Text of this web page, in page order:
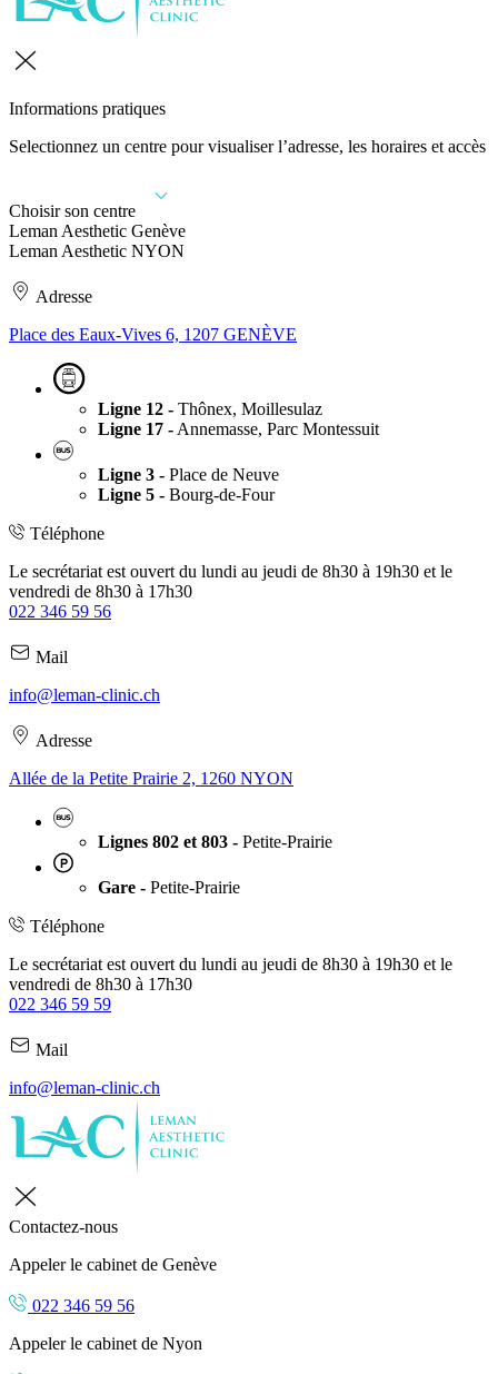
Informations pratiques
Selectionnez un centre pour visualiser l’adresse, les horaires et accès
Choisir son centre
Leman Aesthetic Genève
Leman Aesthetic NYON
Adresse
Place des Eaux-Vives 6, 1207 GENÈVE
Ligne 12 - Thônex, Moillesulaz
Ligne 17 - Annemasse, Parc Montessuit
Ligne 3 - Place de Neuve
Ligne 5 - Bourg-de-Four
Téléphone
Le secrétariat est ouvert du lundi au jeudi de 8h30 à 19h30 et le
vendredi de 8h30 à 17h30
022 346 59 56
Mail
info@leman-clinic.ch
Adresse
Allée de la Petite Prairie 2, 1260 NYON
Lignes 802 et 803 - Petite-Prairie
Gare - Petite-Prairie
Téléphone
Le secrétariat est ouvert du lundi au jeudi de 8h30 à 19h30 et le
vendredi de 8h30 à 17h30
022 346 59 59
Mail
info@leman-clinic.ch
Contactez-nous
Appeler le cabinet de Genève
022 346 59 56
Appeler le cabinet de Nyon